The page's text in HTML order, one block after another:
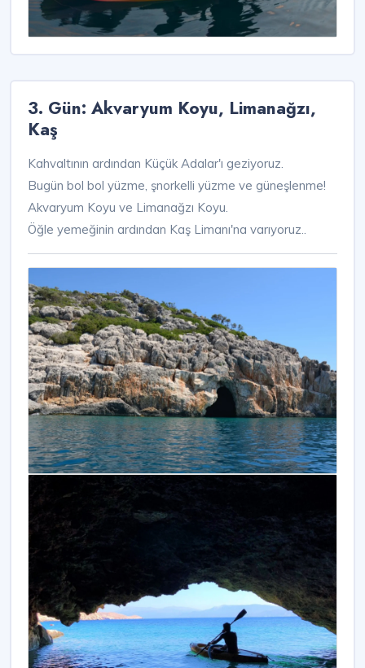
3. Gün: Akvaryum Koyu, Limanağzı,
Kaş
Kahvaltının ardından Küçük Adalar'ı geziyoruz.
Bugün bol bol yüzme, şnorkelli yüzme ve güneşlenme!
Akvaryum Koyu ve Limanağzı Koyu.
Öğle yemeğinin ardından Kaş Limanı'na varıyoruz..